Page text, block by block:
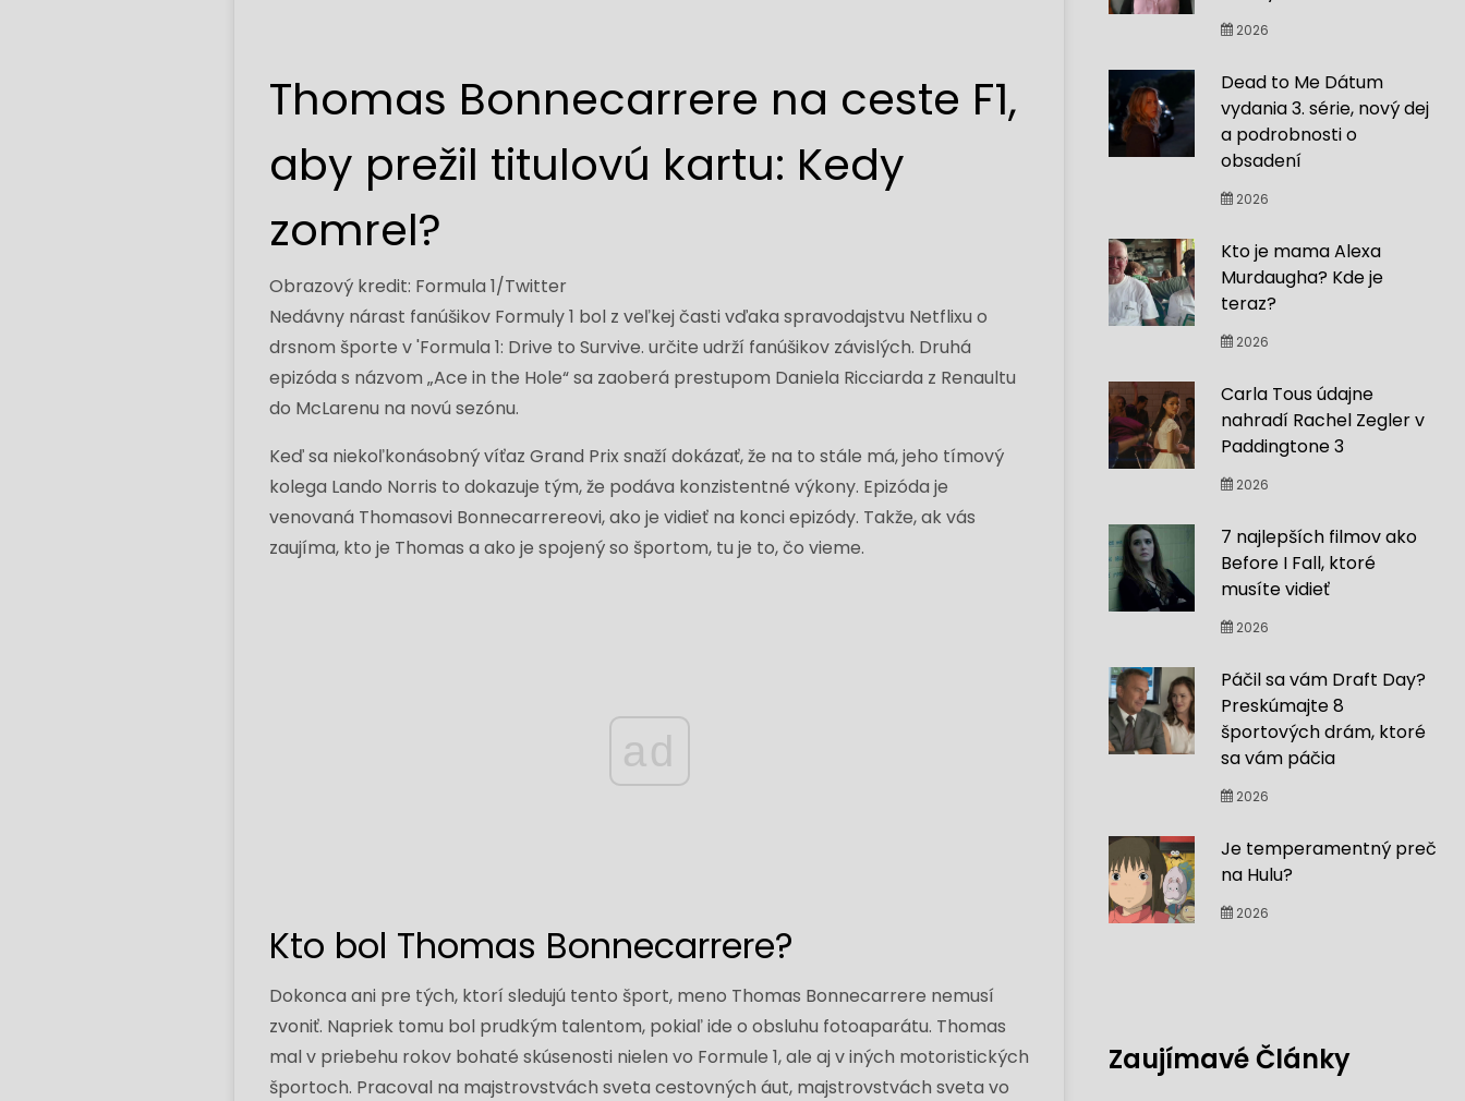
Thomas Bonnecarrere na ceste F1,
aby prežil titulovú kartu: Kedy
zomrel?
Obrazový kredit: Formula 1/Twitter
Nedávny nárast fanúšikov Formuly 1 bol z veľkej časti vďaka spravodajstvu Netflixu o
drsnom športe v 'Formula 1: Drive to Survive. určite udrží fanúšikov závislých. Druhá
epizóda s názvom „Ace in the Hole“ sa zaoberá prestupom Daniela Ricciarda z Renaultu
do McLarenu na novú sezónu.
Keď sa niekoľkonásobný víťaz Grand Prix snaží dokázať, že na to stále má, jeho tímový
kolega Lando Norris to dokazuje tým, že podáva konzistentné výkony. Epizóda je
venovaná Thomasovi Bonnecarrereovi, ako je vidieť na konci epizódy. Takže, ak vás
zaujíma, kto je Thomas a ako je spojený so športom, tu je to, čo vieme.
ad
Kto bol Thomas Bonnecarrere?
Dokonca ani pre tých, ktorí sledujú tento šport, meno Thomas Bonnecarrere nemusí
zvoniť. Napriek tomu bol prudkým talentom, pokiaľ ide o obsluhu fotoaparátu. Thomas
mal v priebehu rokov bohaté skúsenosti nielen vo Formule 1, ale aj v iných motoristických
športoch. Pracoval na majstrovstvách sveta cestovných áut, majstrovstvách sveta vo
2026
Dead to Me Dátum
vydania 3. série, nový dej
a podrobnosti o
obsadení
2026
Kto je mama Alexa
Murdaugha? Kde je
teraz?
2026
Carla Tous údajne
nahradí Rachel Zegler v
Paddingtone 3
2026
7 najlepších filmov ako
Before I Fall, ktoré
musíte vidieť
2026
Páčil sa vám Draft Day?
Preskúmajte 8
športových drám, ktoré
sa vám páčia
2026
Je temperamentný preč
na Hulu?
2026
Zaujímavé Články